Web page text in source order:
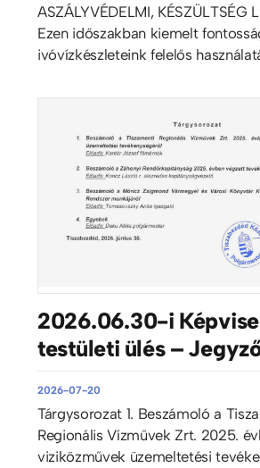
ASZÁLYVÉDELMI, KÉSZÜLTSÉG
Ezen időszakban kiemelt
ivóvízkészleteink felelős
2026.06.30-i
testületi ülés –
2026-07-20
Tárgysorozat 1. Beszámoló a
Regionális Vízművek Zrt. 2025.
viziközművek üzemeltetési